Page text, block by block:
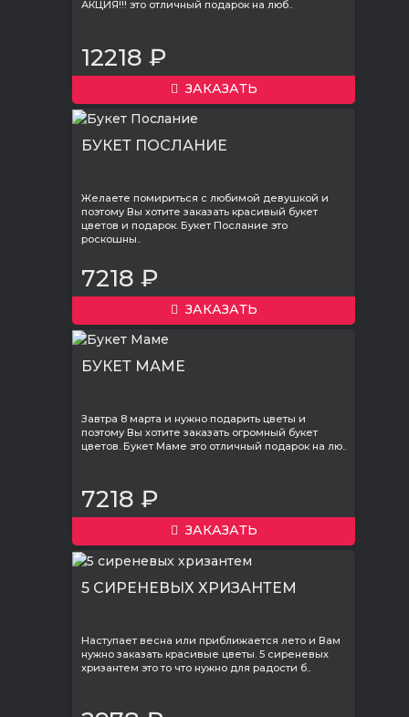
АКЦИЯ!!! это отличный подарок на люб..
12218 ₽
ЗАКАЗАТЬ
БУКЕТ ПОСЛАНИЕ
Желаете помириться с любимой девушкой и
поэтому Вы хотите заказать красивый букет
цветов и подарок. Букет Послание это
роскошны..
7218 ₽
ЗАКАЗАТЬ
БУКЕТ МАМЕ
Завтра 8 марта и нужно подарить цветы и
поэтому Вы хотите заказать огромный букет
цветов. Букет Маме это отличный подарок на лю..
7218 ₽
ЗАКАЗАТЬ
5 СИРЕНЕВЫХ ХРИЗАНТЕМ
Наступает весна или приближается лето и Вам
нужно заказать красивые цветы. 5 сиреневых
хризантем это то что нужно для радости б..